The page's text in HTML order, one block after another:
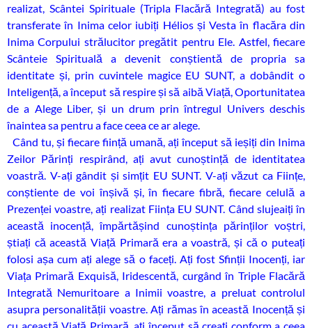
realizat, Scântei Spirituale (Tripla Flacără Integrată) au fost
transferate în Inima celor iubiți Hélios și Vesta în flacăra din
Inima Corpului strălucitor pregătit pentru Ele. Astfel, fiecare
Scânteie Spirituală a devenit conștientă de propria sa
identitate și, prin cuvintele magice EU SUNT, a dobândit o
Inteligență, a început să respire și să aibă Viață, Oportunitatea
de a Alege Liber, și un drum prin întregul Univers deschis
înaintea sa pentru a face ceea ce ar alege.
Când tu, și fiecare ființă umană, ați început să ieșiți din Inima
Zeilor Părinți respirând, ați avut cunoștință de identitatea
voastră. V-ați gândit și simțit EU SUNT. V-ați văzut ca Ființe,
conștiente de voi înșivă și, în fiecare fibră, fiecare celulă a
Prezenței voastre, ați realizat Ființa EU SUNT. Când slujeaiți în
această inocență, împărtășind cunoștința părinților voștri,
știați că această Viață Primară era a voastră, și că o puteați
folosi așa cum ați alege să o faceți. Ați fost Sfinții Inocenți, iar
Viața Primară Exquisă, Iridescentă, curgând în Triple Flacără
Integrată Nemuritoare a Inimii voastre, a preluat controlul
asupra personalității voastre. Ați rămas în această Inocență și